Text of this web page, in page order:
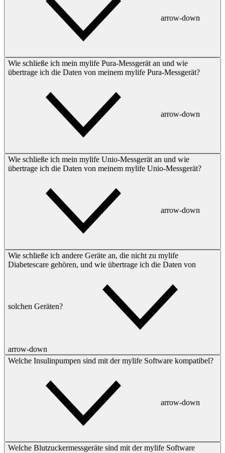
arrow-down
Wie schließe ich mein mylife Pura-Messgerät an und wie
übertrage ich die Daten von meinem mylife Pura-Messgerät?
arrow-down
Wie schließe ich mein mylife Unio-Messgerät an und wie
übertrage ich die Daten von meinem mylife Unio-Messgerät?
arrow-down
Wie schließe ich andere Geräte an, die nicht zu mylife
Diabetescare gehören, und wie übertrage ich die Daten von
solchen Geräten?
arrow-down
Welche Insulinpumpen sind mit der mylife Software kompatibel?
arrow-down
Welche Blutzuckermessgeräte sind mit der mylife Software